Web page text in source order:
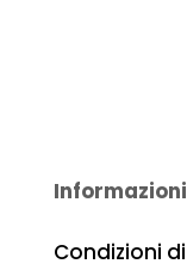
Informazioni
Condizioni